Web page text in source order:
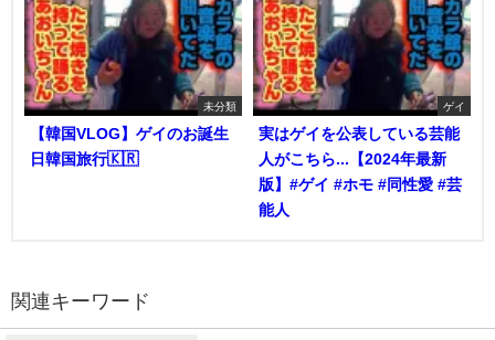
未分類
【韓国VLOG】ゲイのお誕生
日韓国旅行🇰🇷
ゲイ
実はゲイを公表している芸能
人がこちら...【2024年最新
版】#ゲイ #ホモ #同性愛 #芸
能人
関連キーワード